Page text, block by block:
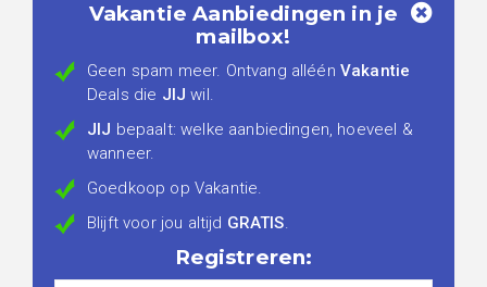
Vakantie Aanbiedingen in je
mailbox!
Geen spam meer. Ontvang alléén Vakantie
Deals die JIJ wil.
JIJ bepaalt: welke aanbiedingen, hoeveel &
wanneer.
Goedkoop op Vakantie.
Blijft voor jou altijd GRATIS.
Registreren: